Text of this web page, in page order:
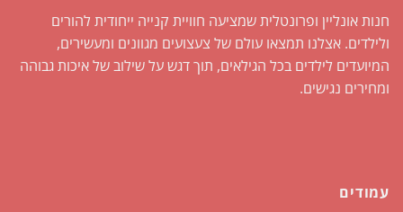
חנות אונליין ופרונטלית שמציעה חוויית קנייה ייחודית להורים
ולילדים. אצלנו תמצאו עולם של צעצועים מגוונים ומעשירים,
המיועדים לילדים בכל הגילאים, תוך דגש על שילוב של איכות גבוהה
ומחירים נגישים.
עמודים